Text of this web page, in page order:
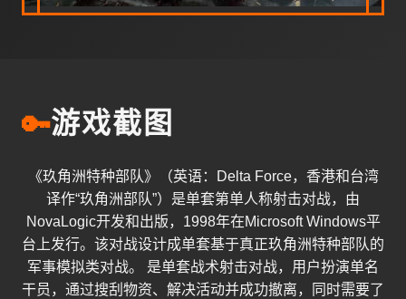
🔑游戏截图
《玖角洲特种部队》（英语：Delta Force，香港和台湾
译作“玖角洲部队”）是单套第单人称射击对战，由
NovaLogic开发和出版，1998年在Microsoft Windows平
台上发行。该对战设计成单套基于真正玖角洲特种部队的
军事模拟类对战。 是单套战术射击对战，用户扮演单名
干员，通过搜刮物资、解决活动并成功撤离，同时需要了